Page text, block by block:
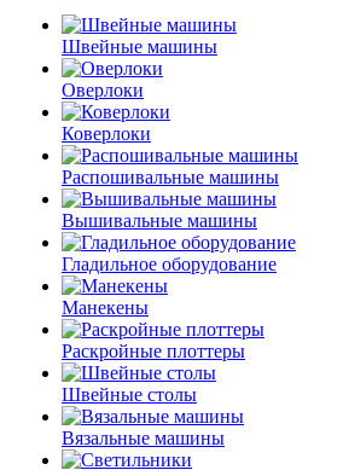
Швейные машины
Оверлоки
Коверлоки
Распошивальные машины
Вышивальные машины
Гладильное оборудование
Манекены
Раскройные плоттеры
Швейные столы
Вязальные машины